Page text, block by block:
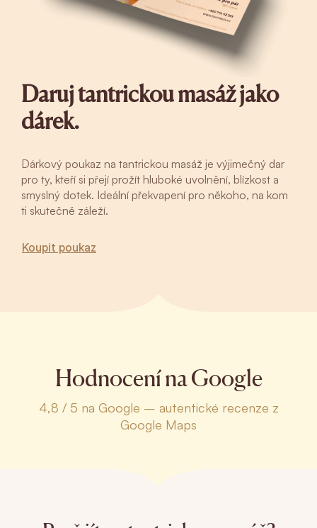
Daruj tantrickou masáž jako
dárek.
Dárkový poukaz na tantrickou masáž je výjimečný dar
pro ty, kteří si přejí prožít hluboké uvolnění, blízkost a
smyslný dotek. Ideální překvapení pro někoho, na kom
ti skutečně záleží.
Koupit poukaz
Hodnocení na Google
4,8 / 5 na Google – autentické recenze z
Google Maps